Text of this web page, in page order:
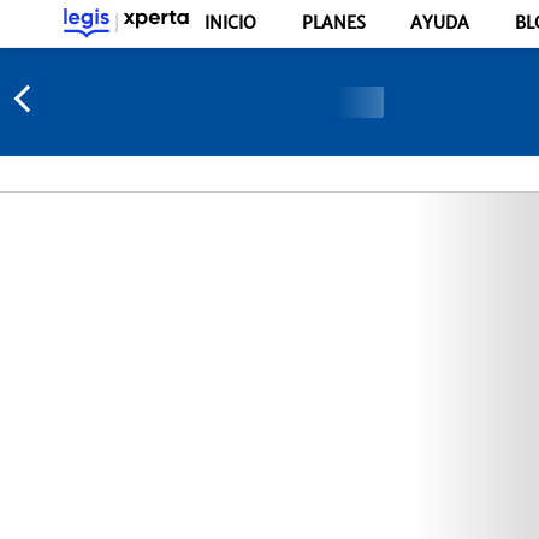
INICIO PLANES AYUDA